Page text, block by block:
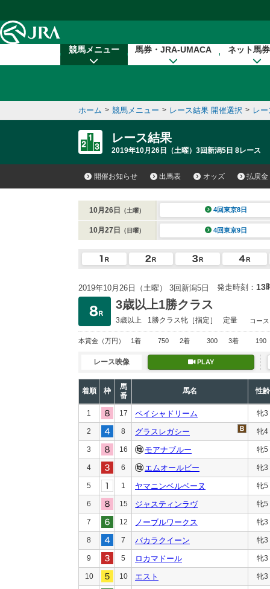
競馬メニュー 馬券・JRA-UMACA ネット馬
ホーム > 競馬メニュー > レース結果 開催選択 > レ
レース結果
2019年10月26日（土曜）3回新潟5日 8レース
開催お知らせ 出馬表 オッズ 払戻金
10月26日 （土曜） 4回東京8日
10月27日 （日曜） 4回東京9日
2019年10月26日（土曜） 3回新潟5日 発走時刻： 13
3歳以上1勝クラス
3歳以上 1勝クラス牝［指定］ 定量 コー
本賞金 （万円） 1着 750 2着 300 3着 190
レース映像 PLAY
着順 枠
馬
番
馬名 性齢
1 17 ペイシャドリーム 牝3
2 8 グラスレガシー 牝4
3 16 モアナブルー 牝5
4 6 エムオールビー 牝3
5 1 ヤマニンベルベーヌ 牝5
6 15 ジャスティンラヴ 牝5
7 12 ノーブルワークス 牝3
8 7 バカラクイーン 牝3
9 5 ロカマドール 牝3
10 10 エスト 牝3